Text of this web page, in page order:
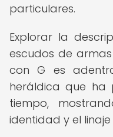
particulares.
Explorar la
escudos de
con G es
heráldica que
tiempo,
identidad y el